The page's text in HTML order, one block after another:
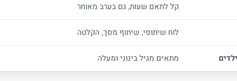
קל לתאם שעות, גם בערב מאוחר
לוח שיתופי, שיתוף מסך, הקלטה
מתאים מגיל בינוני ומעלה